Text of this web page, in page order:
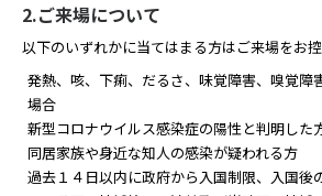
2.ご来場について
以下のいずれかに当てはまる方はご来場をお控
発熱、咳、下痢、だるさ、味覚障害、嗅覚障
場合
新型コロナウイルス感染症の陽性と判明した
同居家族や身近な知人の感染が疑われる方
過去１４日以内に政府から入国制限、入国後